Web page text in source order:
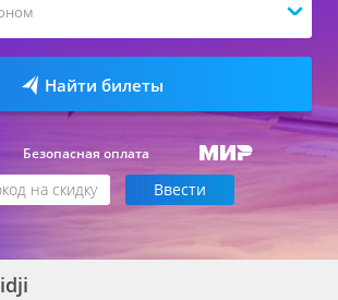
Найти билеты
Безопасная оплата